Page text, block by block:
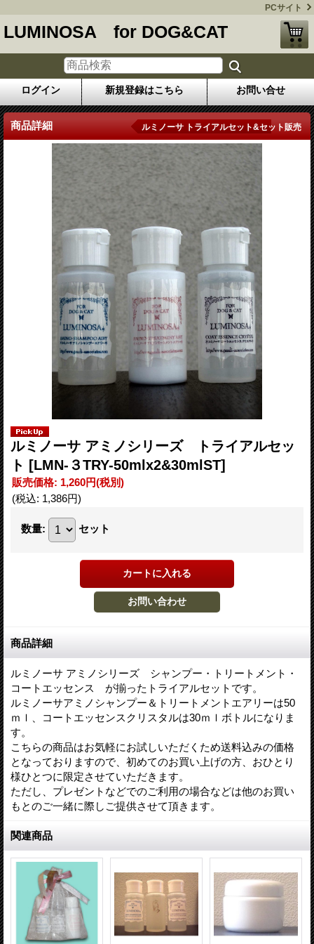
PCサイト
LUMINOSA for DOG&CAT
ログイン 新規登録はこちら お問い合せ
商品詳細 ルミノーサ トライアルセット&セット販売
ルミノーサ アミノシリーズ トライアルセッ
ト [LMN-３TRY-50mlx2&30mlST]
販売価格: 1,260円(税別)
(税込: 1,386円)
数量: セット
商品詳細
ルミノーサ アミノシリーズ シャンプー・トリートメント・
コートエッセンス が揃ったトライアルセットです。
ルミノーサアミノシャンプー＆トリートメントエアリーは50
ｍｌ、コートエッセンスクリスタルは30ｍｌボトルになりま
す。
こちらの商品はお気軽にお試しいただくため送料込みの価格
となっておりますので、初めてのお買い上げの方、おひとり
様ひとつに限定させていただきます。
ただし、プレゼントなどでのご利用の場合などは他のお買い
もとのご一緒に際しご提供させて頂きます。
関連商品